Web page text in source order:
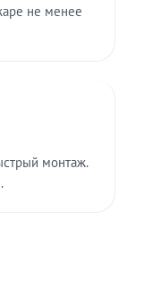
не менее
монтаж.